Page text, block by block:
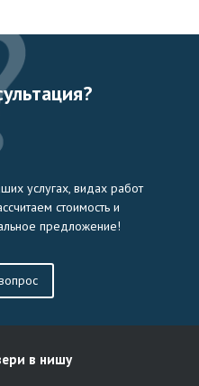
услугах, видах работ
стоимость и
предложение!
в нишу